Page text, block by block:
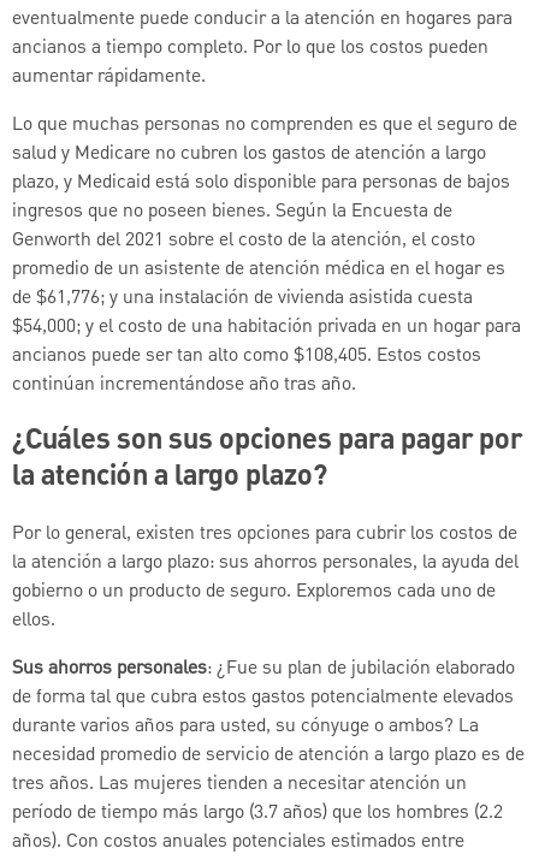
eventualmente puede conducir a la atención en hogares para
ancianos a tiempo completo. Por lo que los costos pueden
aumentar rápidamente.
Lo que muchas personas no comprenden es que el seguro de
salud y Medicare no cubren los gastos de atención a largo
plazo, y Medicaid está solo disponible para personas de bajos
ingresos que no poseen bienes. Según la Encuesta de
Genworth del 2021 sobre el costo de la atención, el costo
promedio de un asistente de atención médica en el hogar es
de $61,776; y una instalación de vivienda asistida cuesta
$54,000; y el costo de una habitación privada en un hogar para
ancianos puede ser tan alto como $108,405. Estos costos
continúan incrementándose año tras año.
¿Cuáles son sus opciones para pagar por
la atención a largo plazo?
Por lo general, existen tres opciones para cubrir los costos de
la atención a largo plazo: sus ahorros personales, la ayuda del
gobierno o un producto de seguro. Exploremos cada uno de
ellos.
Sus ahorros personales: ¿Fue su plan de jubilación elaborado
de forma tal que cubra estos gastos potencialmente elevados
durante varios años para usted, su cónyuge o ambos? La
necesidad promedio de servicio de atención a largo plazo es de
tres años. Las mujeres tienden a necesitar atención un
período de tiempo más largo (3.7 años) que los hombres (2.2
años). Con costos anuales potenciales estimados entre